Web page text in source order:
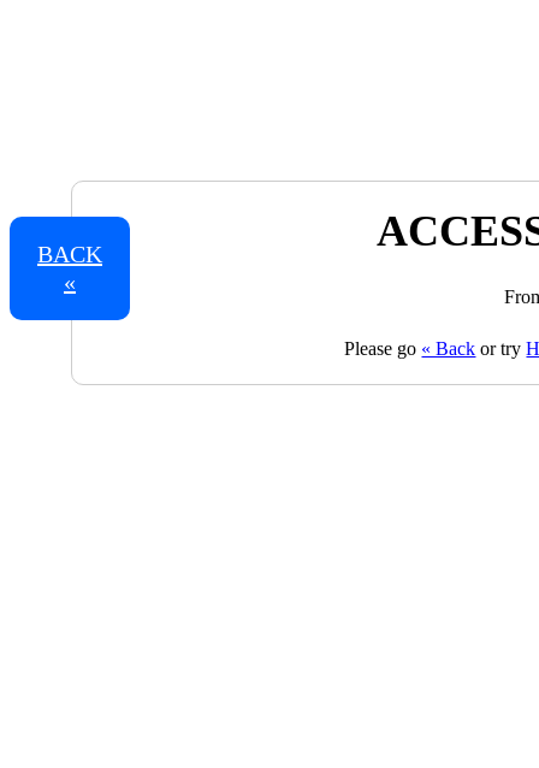
BACK
«
Please go « Back or try